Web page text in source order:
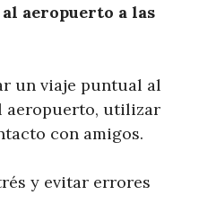
aeropuerto a las
un viaje puntual al
aeropuerto, utilizar
con amigos.
y evitar errores